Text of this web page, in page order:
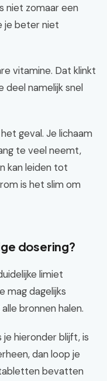
niet zomaar een
je beter niet
vitamine. Dat klinkt
deel namelijk snel
geval. Je lichaam
te veel neemt,
kan leiden tot
is het slim om
dosering?
limiet
mag dagelijks
bronnen halen.
je hieronder blijft, is
dan loop je
bevatten